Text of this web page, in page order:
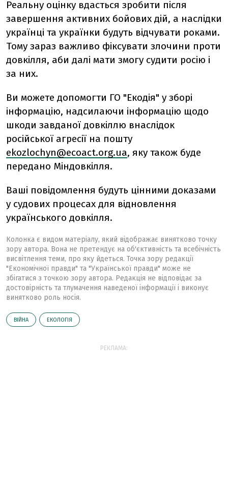
Реальну оцінку вдасться зробити після
завершення активних бойових дій, а наслідки
українці та українки будуть відчувати роками.
Тому зараз важливо фіксувати злочини проти
довкілля, аби далі мати змогу судити росію і
за них.
Ви можете допомогти ГО "Екодія" у зборі
інформацію, надсилаючи інформацію щодо
шкоди завданої довкіллю внаслідок
російської агресії на пошту
ekozlochyn@ecoact.org.ua, яку також буде
передано Міндовкілля.
Ваші повідомлення будуть цінними доказами
у судових процесах для відновлення
українського довкілля.
Колонка є видом матеріалу, який відображає винятково точку
зору автора. Вона не претендує на об'єктивність та всебічність
висвітлення теми, про яку йдеться. Точка зору редакції
"Економічної правди" та "Української правди" може не
збігатися з точкою зору автора. Редакція не відповідає за
достовірність та тлумачення наведеної інформації і виконує
винятково роль носія.
ВІЙНА ЕКОЛОГІЯ
РЕКЛАМА: